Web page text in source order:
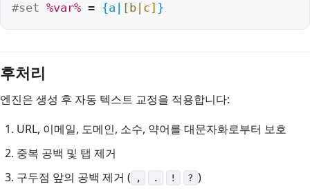
#set %var% = {a| [b|c] }
후처리
엔진은 생성 후 자동 텍스트 교정을 적용합니다:
URL, 이메일, 도메인, 소수, 약어를 대문자화로부터 보호
중복 공백 및 탭 제거
구두점 앞의 공백 제거 (
, . ! ? )